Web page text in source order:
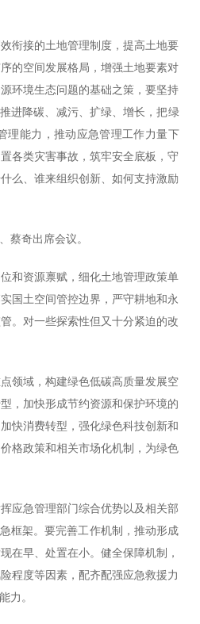
衔接的土地管理制度，提高土地要
的空间发展格局，增强土地要素对
环境生态问题的基础之策，要坚持
进降碳、减污、扩绿、增长，把绿
理能力，推动应急管理工作力量下
各类灾害事故，筑牢安全底板，守
么、谁来组织创新、如何支持激励
蔡奇出席会议。
和资源禀赋，细化土地管理政策单
国土空间管控边界，严守耕地和永
。对一些探索性但又十分紧迫的改
领域，构建绿色低碳高质量发展空
，加快形成节约资源和保护环境的
快消费转型，强化绿色科技创新和
格政策和相关市场化机制，为绿色
应急管理部门综合优势以及相关部
框架。要完善工作机制，推动形成
在早、处置在小。健全保障机制，
程度等因素，配齐配强应急救援力
力。